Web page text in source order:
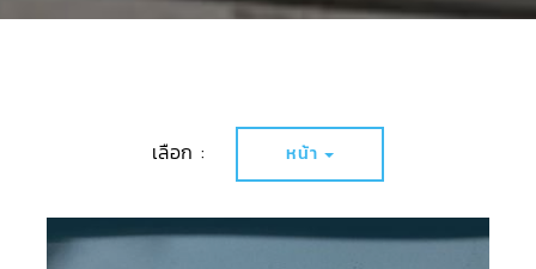
เลือก : หน้า